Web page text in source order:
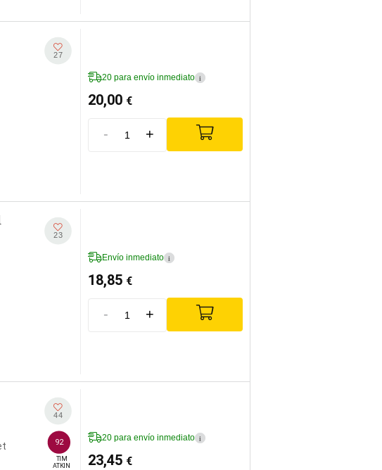
27
20 para envío inmediato i
20,00 €
- +
23
Envío inmediato i
18,85 €
- +
44
92
TIM
ATKIN
20 para envío inmediato i
23,45 €